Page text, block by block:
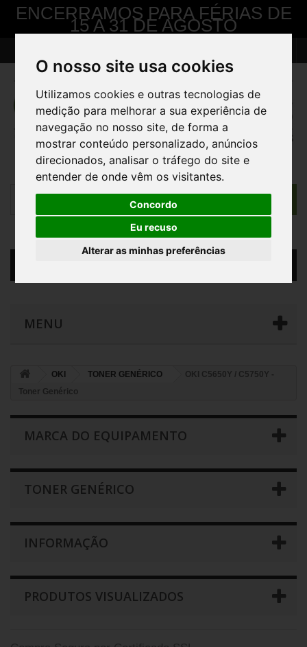
O nosso site usa cookies
Utilizamos cookies e outras tecnologias de
medição para melhorar a sua experiência de
navegação no nosso site, de forma a
mostrar conteúdo personalizado, anúncios
direcionados, analisar o tráfego do site e
entender de onde vêm os visitantes.
Concordo
Eu recuso
Alterar as minhas preferências
ENCERRAMOS PARA FÉRIAS DE
15 A 31 DE AGOSTO
MENU
OKI TONER GENÉRICO
OKI C5650Y / C5750Y -
Toner Genérico
MARCA DO EQUIPAMENTO
TONER GENÉRICO
INFORMAÇÃO
PRODUTOS VISUALIZADOS